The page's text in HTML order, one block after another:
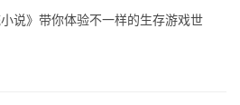
说》带你体验不一样的生存游戏世